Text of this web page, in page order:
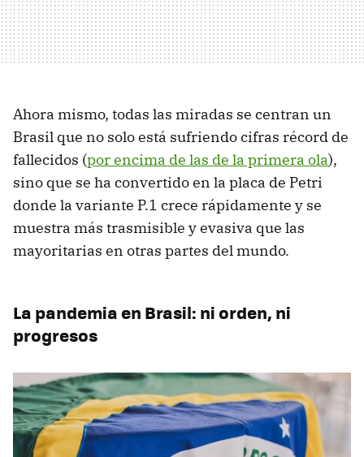
Ahora mismo, todas las miradas se centran un
Brasil que no solo está sufriendo cifras récord de
fallecidos (por encima de las de la primera ola),
sino que se ha convertido en la placa de Petri
donde la variante P.1 crece rápidamente y se
muestra más trasmisible y evasiva que las
mayoritarias en otras partes del mundo.
La pandemia en Brasil: ni orden, ni
progresos